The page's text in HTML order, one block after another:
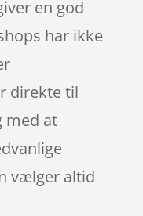
en god
har ikke
direkte til
med at
vælger altid